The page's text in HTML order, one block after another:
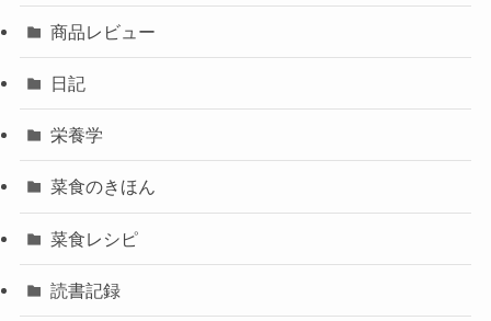
商品レビュー
日記
栄養学
菜食のきほん
菜食レシピ
読書記録